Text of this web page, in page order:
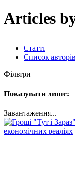
Articles by
Статті
Список авторів
Фільтри
Показувати лише:
Завантаження...